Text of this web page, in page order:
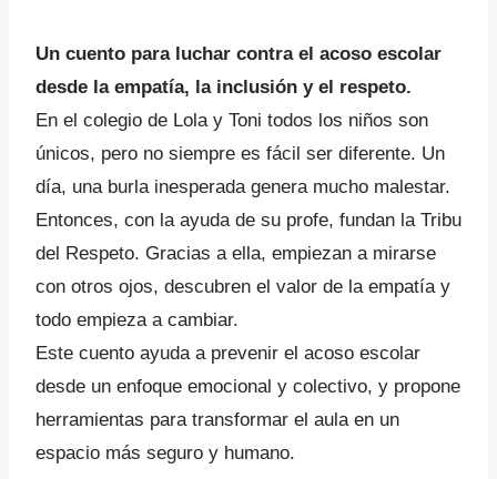
Un cuento para luchar contra el acoso escolar
desde la empatía, la inclusión y el respeto.
En el colegio de Lola y Toni todos los niños son
únicos, pero no siempre es fácil ser diferente. Un
día, una burla inesperada genera mucho malestar.
Entonces, con la ayuda de su profe, fundan la Tribu
del Respeto. Gracias a ella, empiezan a mirarse
con otros ojos, descubren el valor de la empatía y
todo empieza a cambiar.
Este cuento ayuda a prevenir el acoso escolar
desde un enfoque emocional y colectivo, y propone
herramientas para transformar el aula en un
espacio más seguro y humano.